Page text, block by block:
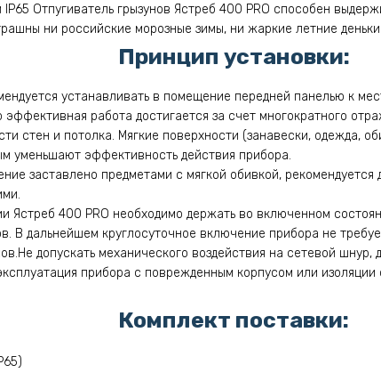
Отпугиватель грызунов Ястреб 400 PRO способен
ни российские морозные зимы, ни жаркие летние деньки.
Принцип установки:
устанавливать в помещение передней панелью к
эффективная работа достигается за счет многократного
стен и потолка. Мягкие поверхности (занавески, одежда,
уменьшают эффективность действия прибора.
заставлено предметами с мягкой обивкой,
Ястреб 400 PRO необходимо держать во включенном
В дальнейшем круглосуточное включение прибора не
допускать механического воздействия на сетевой шнур,
прибора с поврежденным корпусом или
Комплект поставки: